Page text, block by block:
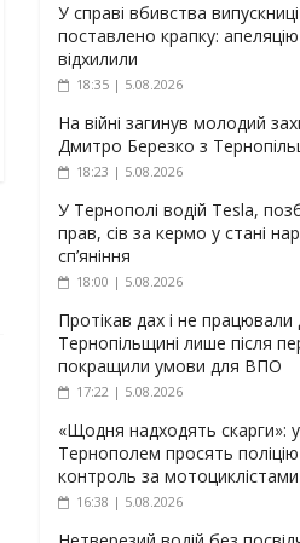
У справі вбивства
поставлено крапку:
відхилили
18:35 | 5.08.2026
На війні загинув молодий
Дмитро Березко з
18:23 | 5.08.2026
У Тернополі водій Tesla,
прав, сів за кермо у стані
сп’яніння
18:00 | 5.08.2026
Протікав дах і не працювали
Тернопільщині лише після
покращили умови для ВПО
17:22 | 5.08.2026
«Щодня надходять скарги»: у
Тернополем просять
контроль за мотоциклістами
16:38 | 5.08.2026